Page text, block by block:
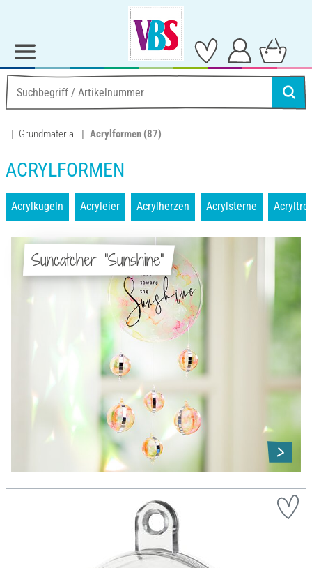
Grundmaterial Acrylformen (87)
ACRYLFORMEN
Acrylkugeln Acryleier Acrylherzen Acrylsterne
Suncatcher "Sunshine"